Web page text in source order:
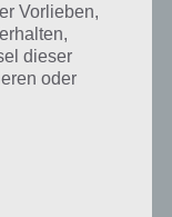
nicht immer
lohnt sich
Vorlieben,
dieser
oder